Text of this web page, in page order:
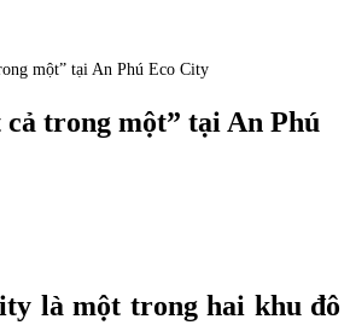
một” tại An Phú Eco City
cả trong một” tại An Phú
là một trong hai khu đô